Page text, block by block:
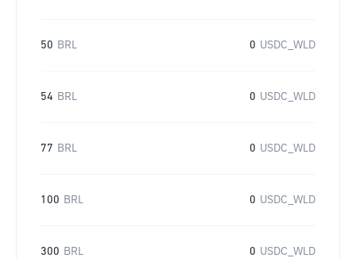
50 BRL 0 USDC_WLD
54 BRL 0 USDC_WLD
77 BRL 0 USDC_WLD
100 BRL 0 USDC_WLD
300 BRL 0 USDC_WLD